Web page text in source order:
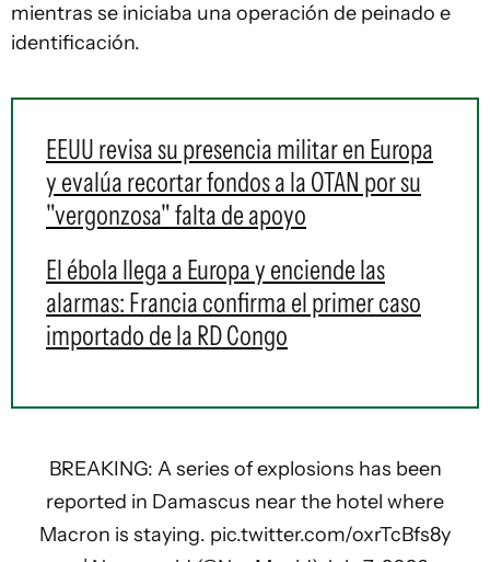
mientras se iniciaba una operación de peinado e
identificación.
EEUU revisa su presencia militar en Europa
y evalúa recortar fondos a la OTAN por su
"vergonzosa" falta de apoyo
El ébola llega a Europa y enciende las
alarmas: Francia confirma el primer caso
importado de la RD Congo
BREAKING: A series of explosions has been
reported in Damascus near the hotel where
Macron is staying. pic.twitter.com/oxrTcBfs8y